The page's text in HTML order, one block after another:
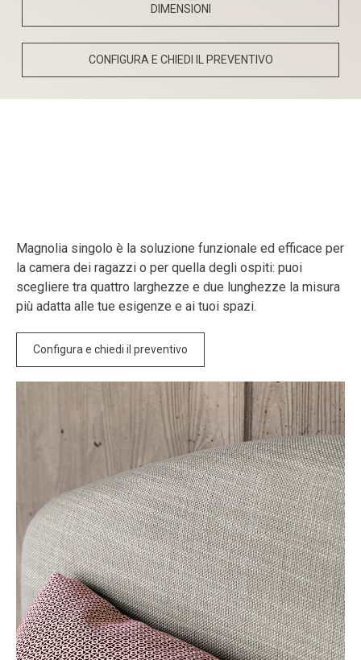
DIMENSIONI
CONFIGURA E CHIEDI IL PREVENTIVO
Magnolia singolo è la soluzione funzionale ed efficace per
la camera dei ragazzi o per quella degli ospiti: puoi
scegliere tra quattro larghezze e due lunghezze la misura
più adatta alle tue esigenze e ai tuoi spazi.
Configura e chiedi il preventivo